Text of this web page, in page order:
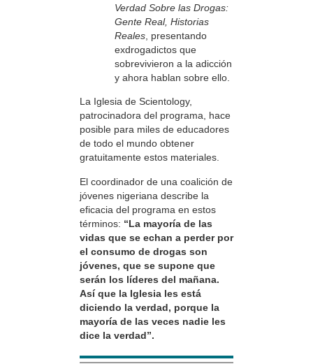
Verdad Sobre las Drogas:
Gente Real, Historias
Reales , presentando
exdrogadictos que
sobrevivieron a la adicción
y ahora hablan sobre ello.
La Iglesia de Scientology,
patrocinadora del programa, hace
posible para miles de educadores
de todo el mundo obtener
gratuitamente estos materiales.
El coordinador de una coalición de
jóvenes nigeriana describe la
eficacia del programa en estos
términos: “La mayoría de las
vidas que se echan a perder por
el consumo de drogas son
jóvenes, que se supone que
serán los líderes del mañana.
Así que la Iglesia les está
diciendo la verdad, porque la
mayoría de las veces nadie les
dice la verdad”.